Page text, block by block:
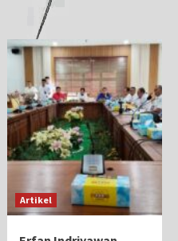
Artikel